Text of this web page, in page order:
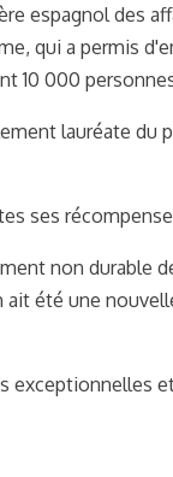
espagnol des
qui a permis
10 000
lauréate du
ses
non durable
été une
exceptionnelles